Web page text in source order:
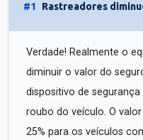
#1 Rastreadores
Verdade! Realmente o
diminuir o valor do
dispositivo de
roubo do veículo. O
25% para os veículos